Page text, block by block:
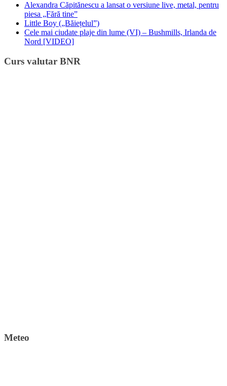
Alexandra Căpitănescu a lansat o versiune live, metal, pentru
piesa „Fără tine”
Little Boy („Băiețelul”)
Cele mai ciudate plaje din lume (VI) – Bushmills, Irlanda de
Nord [VIDEO]
Curs valutar BNR
Meteo